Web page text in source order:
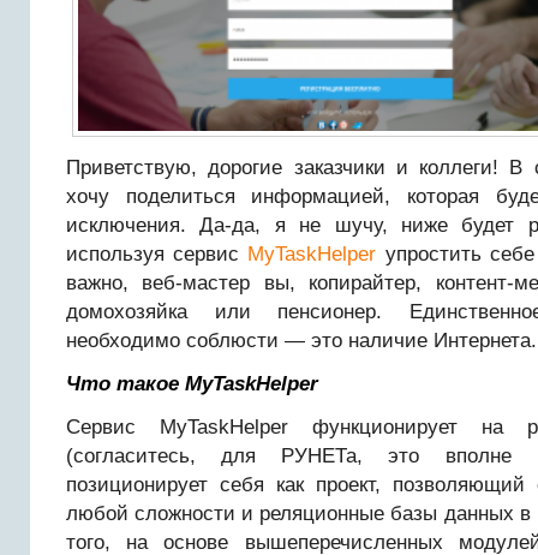
Приветствую, дорогие заказчики и коллеги! В
хочу поделиться информацией, которая
исключения. Да-да, я не шучу, ниже будет
используя сервис MyTaskHelper упростить
важно, веб-мастер вы, копирайтер, контент-
домохозяйка или пенсионер.
необходимо соблюсти — это наличие
Что такое MyTaskHelper
Сервис MyTaskHelper функционирует
(согласитесь, для РУНЕТа, это вполне
позиционирует себя как проект,
любой сложности и реляционные базы данных
того, на основе вышеперечисленных